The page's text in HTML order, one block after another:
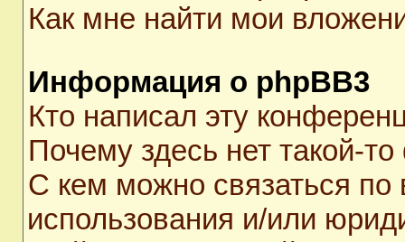
Как мне найти мои
Информация о phpBB3
Кто написал эту
Почему здесь нет такой-
С кем можно связаться по
использования и/или